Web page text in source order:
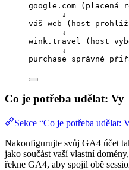
google.com (placená
↓
váš web (host
↓
wink.travel (host
↓
purchase správně
Co je potřeba udělat: Vy
Sekce “Co je potřeba udělat:
Nakonfigurujte svůj GA4 účet
jako součást vaší vlastní
řekne GA4, aby spojil obě